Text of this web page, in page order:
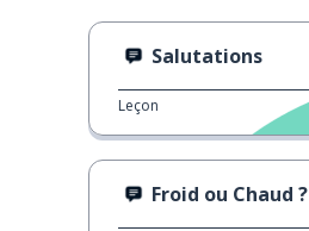
Salutations
Leçon
Froid ou Chaud ?